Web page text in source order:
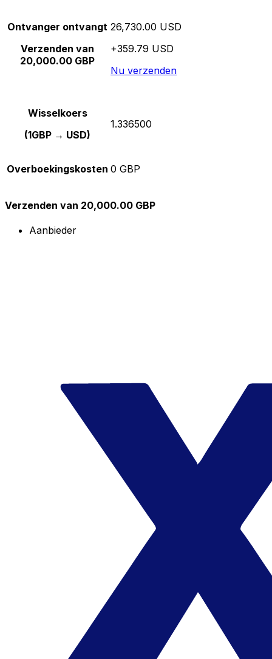
Ontvanger ontvangt
Verzenden van
20,000.00 GBP
26,730.00 USD
+359.79 USD
Nu verzenden
Wisselkoers
(1GBP → USD)
1.336500
Overboekingskosten 0 GBP
Verzenden van 20,000.00 GBP
Aanbieder